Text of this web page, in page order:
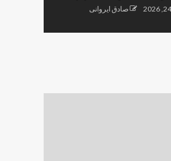
صادق ایروانی